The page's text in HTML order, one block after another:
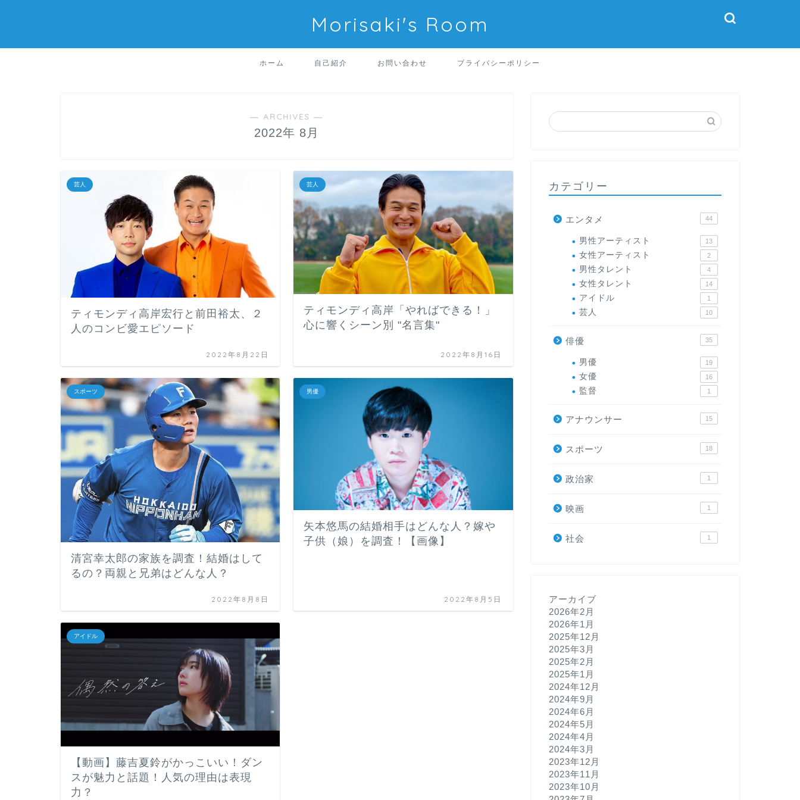
Morisaki's Room
ホーム 自己紹介 お問い合わせ プライバシーポリシー
― ARCHIVES ―
2022年 8月
芸人
ティモンディ高岸宏行と前田裕太、２
人のコンビ愛エピソード
2022年8月22日
芸人
ティモンディ高岸「やればできる！」
心に響くシーン別 "名言集"
2022年8月16日
スポーツ
清宮幸太郎の家族を調査！結婚はして
るの？両親と兄弟はどんな人？
2022年8月8日
男優
矢本悠馬の結婚相手はどんな人？嫁や
子供（娘）を調査！【画像】
2022年8月5日
アイドル
【動画】藤吉夏鈴がかっこいい！ダン
スが魅力と話題！人気の理由は表現
力？
カテゴリー
エンタメ 44
男性アーティスト 13
女性アーティスト 2
男性タレント 4
女性タレント 14
アイドル 1
芸人 10
俳優 35
男優 19
女優 16
監督 1
アナウンサー 15
スポーツ 18
政治家 1
映画 1
社会 1
アーカイブ
2026年2月
2026年1月
2025年12月
2025年3月
2025年2月
2025年1月
2024年12月
2024年9月
2024年6月
2024年5月
2024年4月
2024年3月
2023年12月
2023年11月
2023年10月